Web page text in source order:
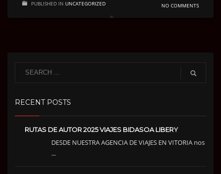
PUBLISHED IN UNCATEGORIZED NO COMMENTS
RECENT POSTS
RUTAS DE AUTOR 2025 VIAJES BIDASOA LIBERY
DESDE NUESTRA AGENCIA DE VIAJES EN VITORIA nos
...